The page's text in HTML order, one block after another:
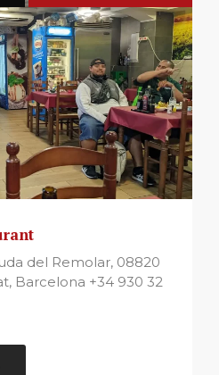
del Remolar, 08820
Barcelona +34 930 32